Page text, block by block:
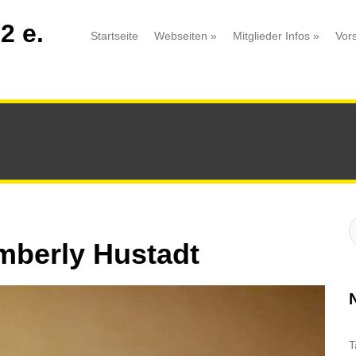
e. Startseite Webseiten » Mitglieder Infos »
Hustadt
: